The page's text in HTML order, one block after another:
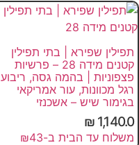
תפילין שפירא | בתי תפילין
קטנים מידה 28 – פרשיות
פצפוניות | בהמה גסה, ריבוע
רגל מכוונות, עור אמריקאי
בגימור שיש – אשכנזי
1,140.0
₪
משלוח עד הבית ב-₪43